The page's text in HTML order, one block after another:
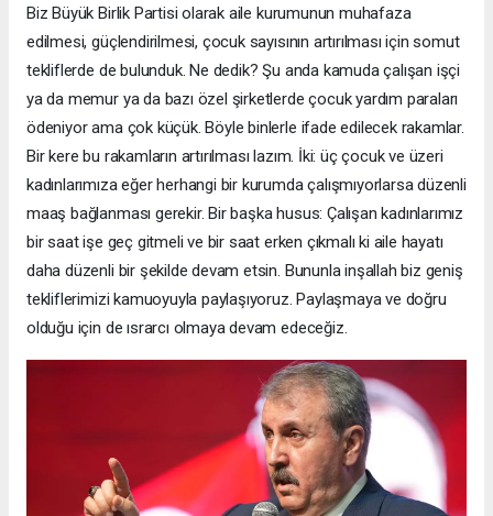
Biz Büyük Birlik Partisi olarak aile kurumunun muhafaza
edilmesi, güçlendirilmesi, çocuk sayısının artırılması için somut
tekliflerde de bulunduk. Ne dedik? Şu anda kamuda çalışan işçi
ya da memur ya da bazı özel şirketlerde çocuk yardım paraları
ödeniyor ama çok küçük. Böyle binlerle ifade edilecek rakamlar.
Bir kere bu rakamların artırılması lazım. İki: üç çocuk ve üzeri
kadınlarımıza eğer herhangi bir kurumda çalışmıyorlarsa düzenli
maaş bağlanması gerekir. Bir başka husus: Çalışan kadınlarımız
bir saat işe geç gitmeli ve bir saat erken çıkmalı ki aile hayatı
daha düzenli bir şekilde devam etsin. Bununla inşallah biz geniş
tekliflerimizi kamuoyuyla paylaşıyoruz. Paylaşmaya ve doğru
olduğu için de ısrarcı olmaya devam edeceğiz.